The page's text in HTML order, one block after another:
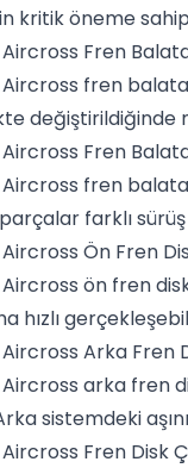
kritik öneme
Fren
fren
değiştirildiğinde
Fren
fren
farklı
Ön Fren
ön fren
hızlı
Arka Fren
arka fren
sistemdeki
Fren Disk